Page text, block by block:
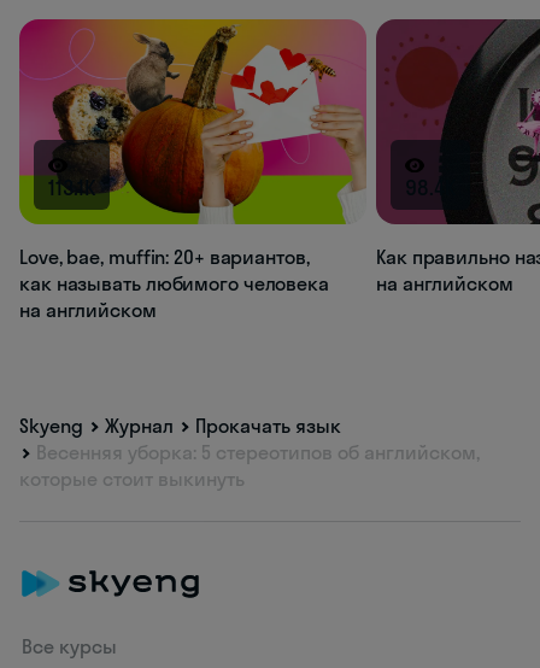
113.1K
Love, bae, muffin: 20+ вариантов,
как называть любимого человека
на английском
98.4K
Как правильно
на английском
Skyeng Журнал
Прокачать язык
Весенняя уборка: 5 стереотипов об английском,
которые стоит выкинуть
Все курсы